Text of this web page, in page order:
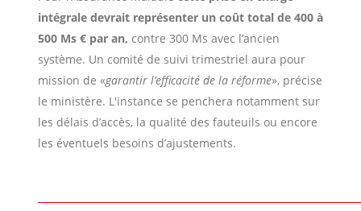
intégrale devrait représenter un coût total de 400 à
500 Ms € par an, contre 300 Ms avec l’ancien
système. Un comité de suivi trimestriel aura pour
mission de «garantir l’efficacité de la réforme», précise
le ministère. L'instance se penchera notamment sur
les délais d’accès, la qualité des fauteuils ou encore
les éventuels besoins d’ajustements.